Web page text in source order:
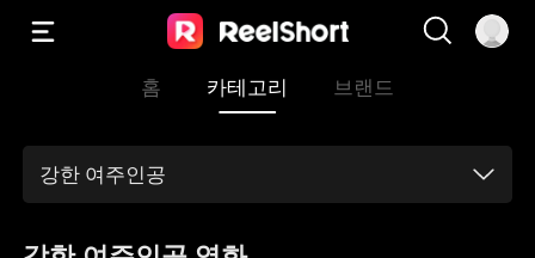
홈 카테고리 브랜드
강한 여주인공